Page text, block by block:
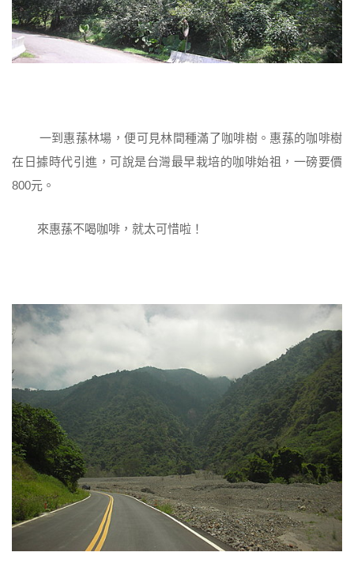
一到惠蓀林場，便可見林間種滿了咖啡樹。惠蓀的咖啡樹
在日據時代引進，可說是台灣最早栽培的咖啡始祖，一磅要價
800元。
來惠蓀不喝咖啡，就太可惜啦！